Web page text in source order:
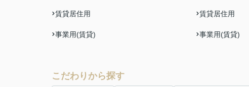
賃貸居住用
事業用(賃貸)
賃貸居住用
事業用(賃貸)
こだわりから探す